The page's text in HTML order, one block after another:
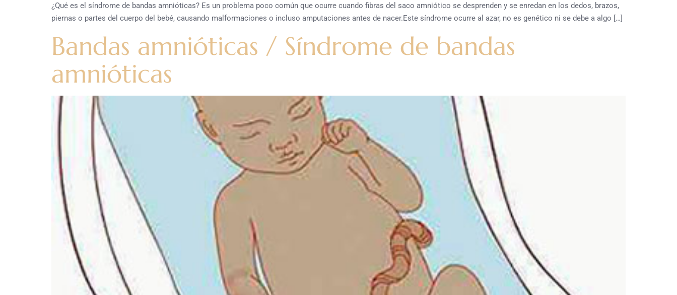
¿Qué es el síndrome de bandas amnióticas? Es un problema poco común que ocurre cuando fibras del saco amniótico se desprenden y se enredan en los dedos, brazos,
piernas o partes del cuerpo del bebé, causando malformaciones o incluso amputaciones antes de nacer.Este síndrome ocurre al azar, no es genético ni se debe a algo […]
Bandas amnióticas / Síndrome de bandas
amnióticas